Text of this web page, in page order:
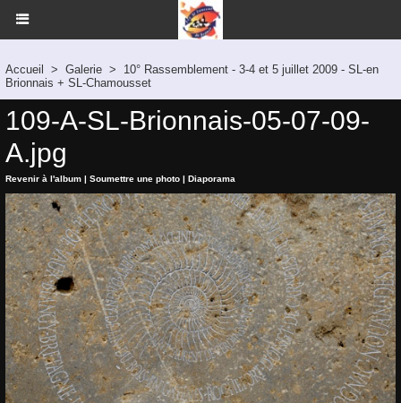
Accueil > Galerie >
10° Rassemblement - 3-4 et 5 juillet 2009 - SL-en
Brionnais + SL-Chamousset
109-A-SL-Brionnais-05-07-09-
A.jpg
Revenir à l'album | Soumettre une photo | Diaporama